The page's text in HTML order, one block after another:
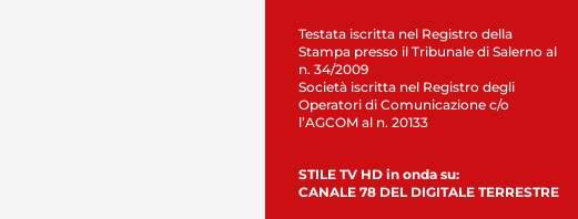
Testata iscritta nel Registro della
Stampa presso il Tribunale di Salerno al
n. 34/2009
Società iscritta nel Registro degli
Operatori di Comunicazione c/o
l’AGCOM al n. 20133
STILE TV HD in onda su:
CANALE 78 DEL DIGITALE TERRESTRE